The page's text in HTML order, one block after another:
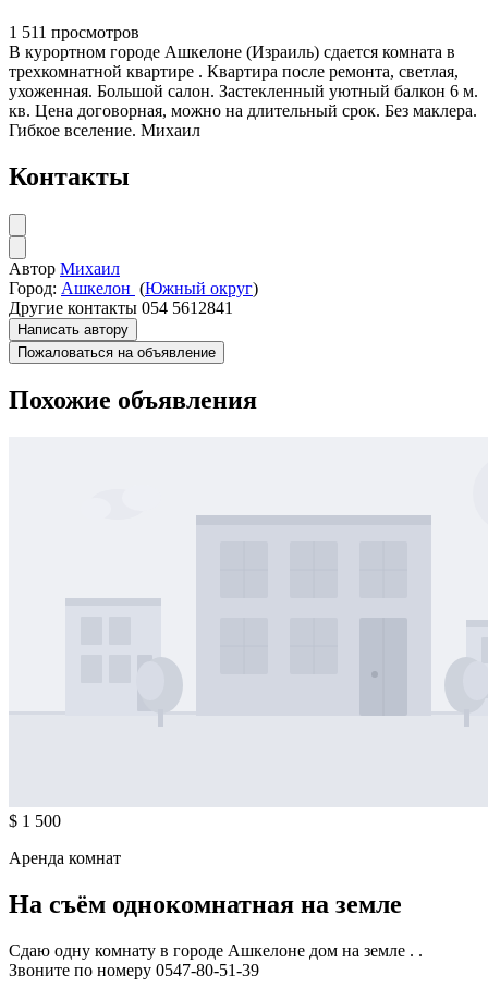
1 511 просмотров
В курортном городе Ашкелоне (Израиль) сдается комната в
трехкомнатной квартире . Квартира после ремонта, светлая,
ухоженная. Большой салон. Застекленный уютный балкон 6 м.
кв. Цена договорная, можно на длительный срок. Без маклера.
Гибкое вселение. Михаил
Контакты
Автор Михаил
Город: Ашкелон (Южный округ)
Другие контакты 054 5612841
Написать автору
Пожаловаться на объявление
Похожие объявления
$ 1 500
Аренда комнат
На съём однокомнатная на земле
Сдаю одну комнату в городе Ашкелоне дом на земле . .
Звоните по номеру 0547-80-51-39